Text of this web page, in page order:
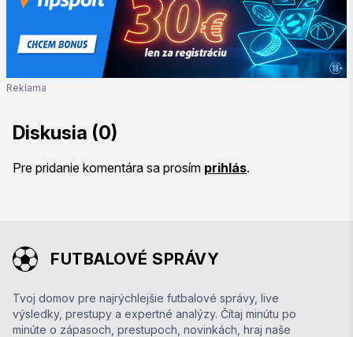
Reklama
Diskusia (0)
Pre pridanie komentára sa prosím prihlás.
FUTBALOVÉ SPRÁVY
Tvoj domov pre najrýchlejšie futbalové správy, live
výsledky, prestupy a expertné analýzy. Čítaj minútu po
minúte o zápasoch, prestupoch, novinkách, hraj naše